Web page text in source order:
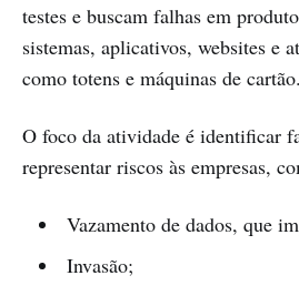
testes e buscam falhas em
sistemas, aplicativos, websites e
como totens e máquinas de cartão.
O foco da atividade é identificar
representar riscos às empresas,
Vazamento de dados, que
Invasão;